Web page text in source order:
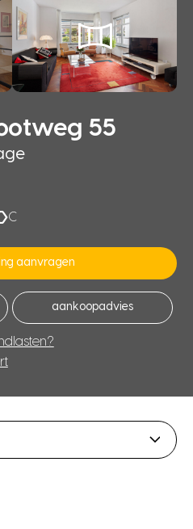
55
C
aanvragen
aankoopadvies